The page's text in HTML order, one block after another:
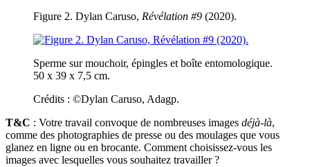
Figure 2. Dylan Caruso, Révélation #9 (2020).
Sperme sur mouchoir, épingles et boîte entomologique.
50 x 39 x 7,5 cm.
Crédits : ©Dylan Caruso, Adagp.
T&C : Votre travail convoque de nombreuses images déjà-là,
comme des photographies de presse ou des moulages que vous
glanez en ligne ou en brocante. Comment choisissez-vous les
images avec lesquelles vous souhaitez travailler ?